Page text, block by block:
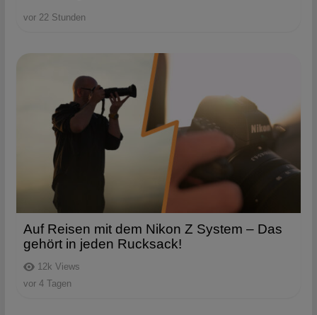
vor 22 Stunden
12k Views
Auf Reisen mit dem Nikon Z System – Das
gehört in jeden Rucksack!
vor 4 Tagen